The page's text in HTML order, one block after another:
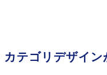
テゴリデザイン